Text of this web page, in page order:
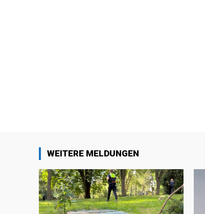
WEITERE MELDUNGEN